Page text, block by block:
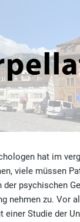
hat im
viele müssen
der psychischen
nehmen zu. Vor
einer Studie der